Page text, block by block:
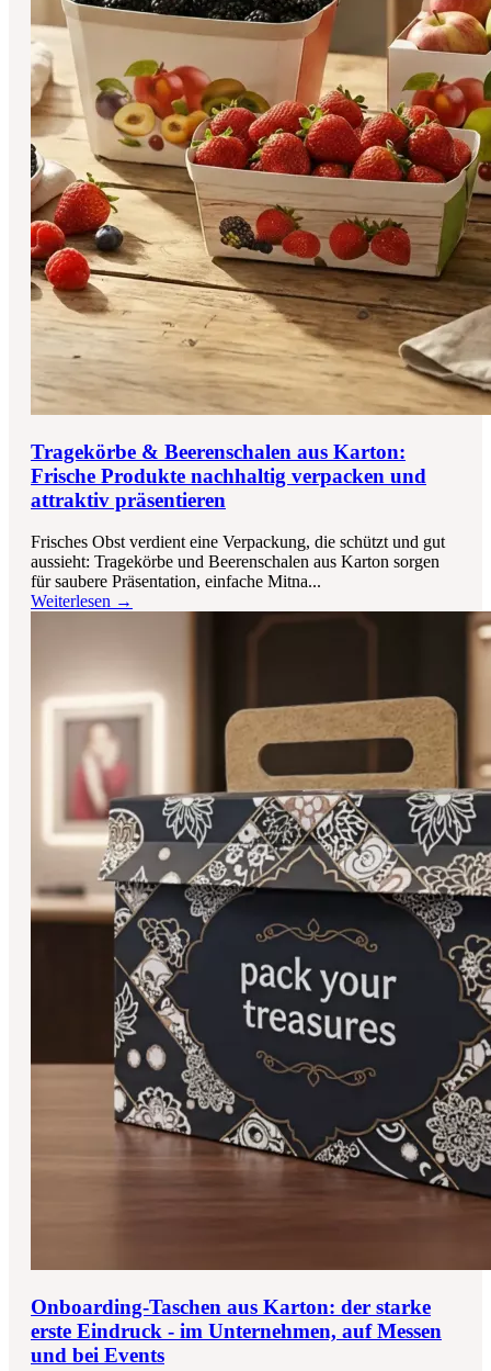
Tragekörbe & Beerenschalen aus Karton:
Frische Produkte nachhaltig verpacken und
attraktiv präsentieren
Frisches Obst verdient eine Verpackung, die schützt und gut
aussieht: Tragekörbe und Beerenschalen aus Karton sorgen
für saubere Präsentation, einfache Mitna...
Weiterlesen →
Onboarding-Taschen aus Karton: der starke
erste Eindruck - im Unternehmen, auf Messen
und bei Events